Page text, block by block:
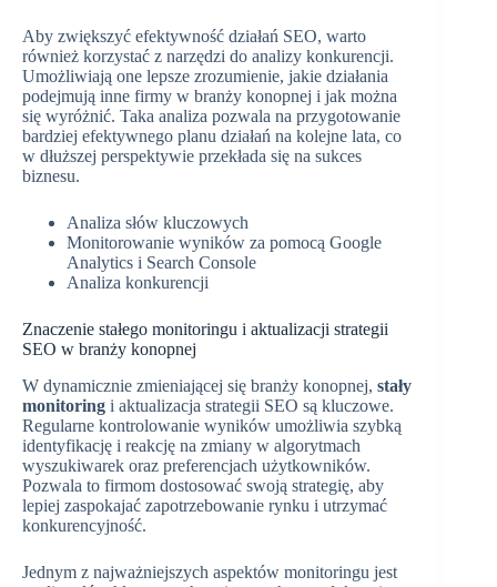
Aby zwiększyć efektywność działań SEO, warto
również korzystać z narzędzi do analizy konkurencji.
Umożliwiają one lepsze zrozumienie, jakie działania
podejmują inne firmy w branży konopnej i jak można
się wyróżnić. Taka analiza pozwala na przygotowanie
bardziej efektywnego planu działań na kolejne lata, co
w dłuższej perspektywie przekłada się na sukces
biznesu.
Analiza słów kluczowych
Monitorowanie wyników za pomocą Google
Analytics i Search Console
Analiza konkurencji
Znaczenie stałego monitoringu i aktualizacji strategii
SEO w branży konopnej
W dynamicznie zmieniającej się branży konopnej, stały
monitoring i aktualizacja strategii SEO są kluczowe.
Regularne kontrolowanie wyników umożliwia szybką
identyfikację i reakcję na zmiany w algorytmach
wyszukiwarek oraz preferencjach użytkowników.
Pozwala to firmom dostosować swoją strategię, aby
lepiej zaspokajać zapotrzebowanie rynku i utrzymać
konkurencyjność.
Jednym z najważniejszych aspektów monitoringu jest